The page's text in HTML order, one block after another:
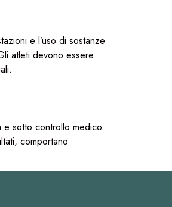
e l’uso di sostanze
atleti devono essere
e sotto controllo medico.
comportano